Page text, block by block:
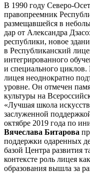
В 1990 году Северо-
правопреемник
размещавшейся в
дар от Александра
республики, новое
в Республиканский
интегрированного
и специального циклов.
лицея неоднократно
уровне. Он отмечен
культуры на
«Лучшая школа
заслуженной
октябре 2019 года по
Вячеслава Битарова
поддержки одаренных
базой Центра развития
контексте роль лицея
образования вышла за